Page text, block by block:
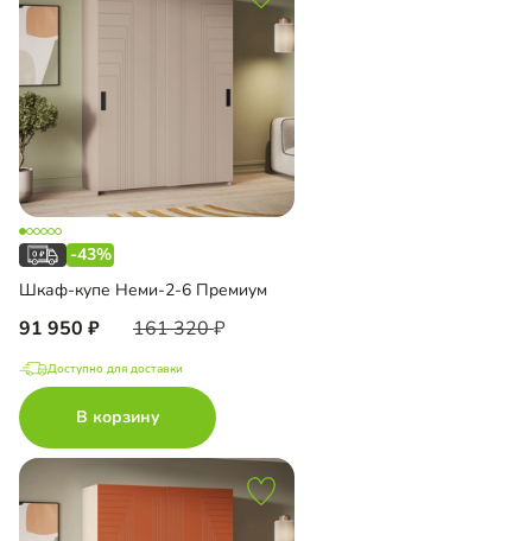
-43%
Шкаф-купе Неми-2-6 Премиум
91 950 161 320
Доступно для доставки
В корзину